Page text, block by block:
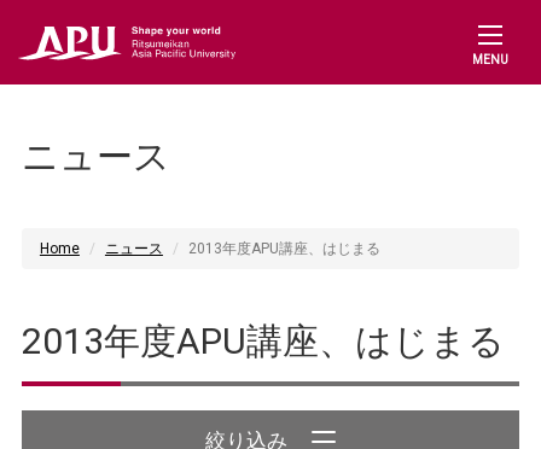
MENU
ニュース
Home ニュース 2013年度APU講座、はじまる
2013年度APU講座、はじまる